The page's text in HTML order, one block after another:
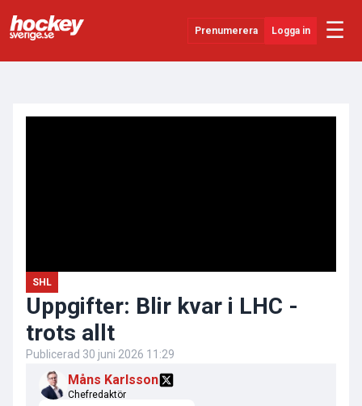
Prenumerera Logga in ☰
SHL
Uppgifter: Blir kvar i LHC -
trots allt
Publicerad 30 juni 2026 11:29
Måns Karlsson
Chefredaktör